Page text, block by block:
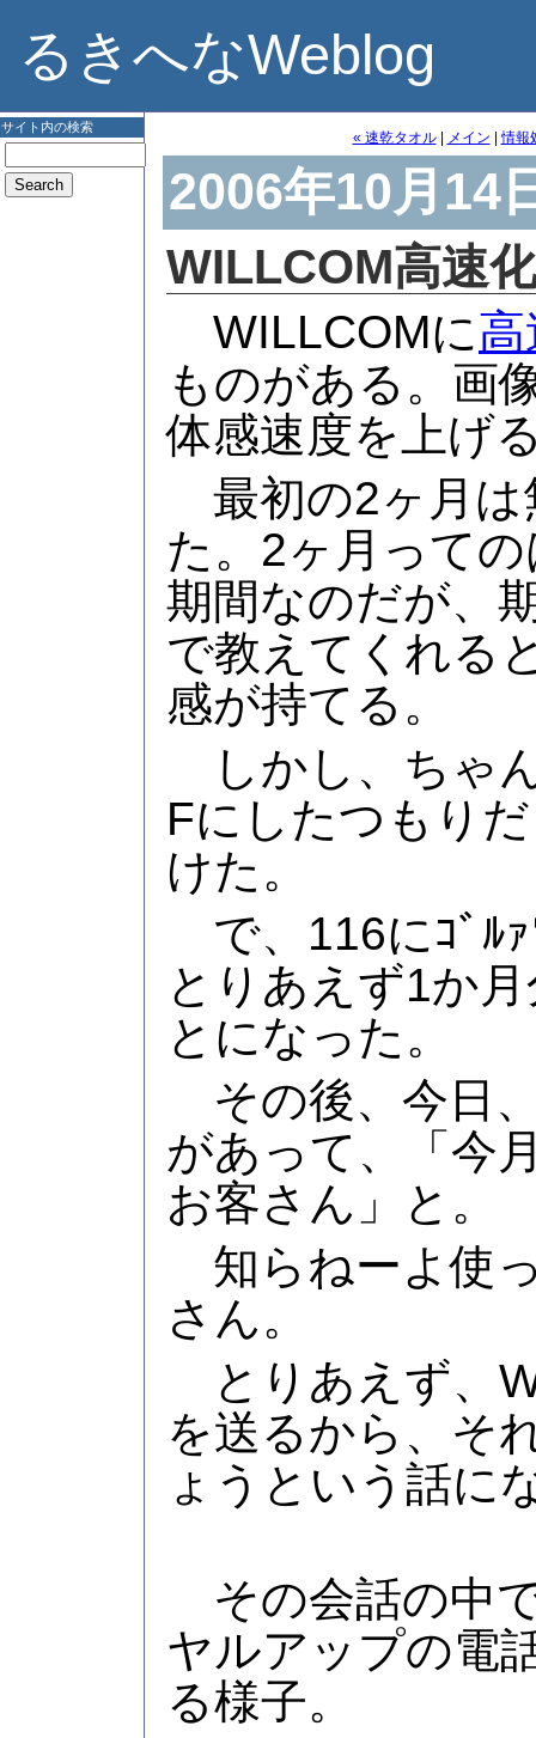
るきへなWeblog
サイト内の検索
« 速乾タオル| メイン |情報
2006年10月14
WILLCOM高速
WILLCOMに
ものがある。画
体感速度を上げ
最初の2ヶ月は
た。2ヶ月って
期間なのだが、
で教えてくれる
感が持てる。
しかし、ちゃ
Fにしたつもり
けた。
で、116にｺﾞﾙ
とりあえず1か
とになった。
その後、今日
があって、「今
お客さん」と。
知らねーよ使
さん。
とりあえず、
を送るから、そ
ょうという話に
その会話の中
ヤルアップの電
る様子。